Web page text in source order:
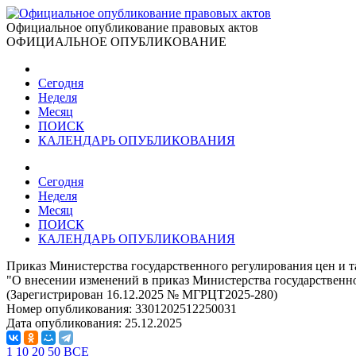
Официальное опубликование правовых актов
ОФИЦИАЛЬНОЕ ОПУБЛИКОВАНИЕ
Сегодня
Неделя
Месяц
ПОИСК
КАЛЕНДАРЬ ОПУБЛИКОВАНИЯ
Сегодня
Неделя
Месяц
ПОИСК
КАЛЕНДАРЬ ОПУБЛИКОВАНИЯ
Приказ Министерства государственного регулирования цен
"О внесении изменений в приказ Министерства
(Зарегистрирован 16.12.2025 № МГРЦТ2025-280)
Номер опубликования: 3301202512250031
Дата опубликования: 25.12.2025
1 10 20 50 ВСЕ